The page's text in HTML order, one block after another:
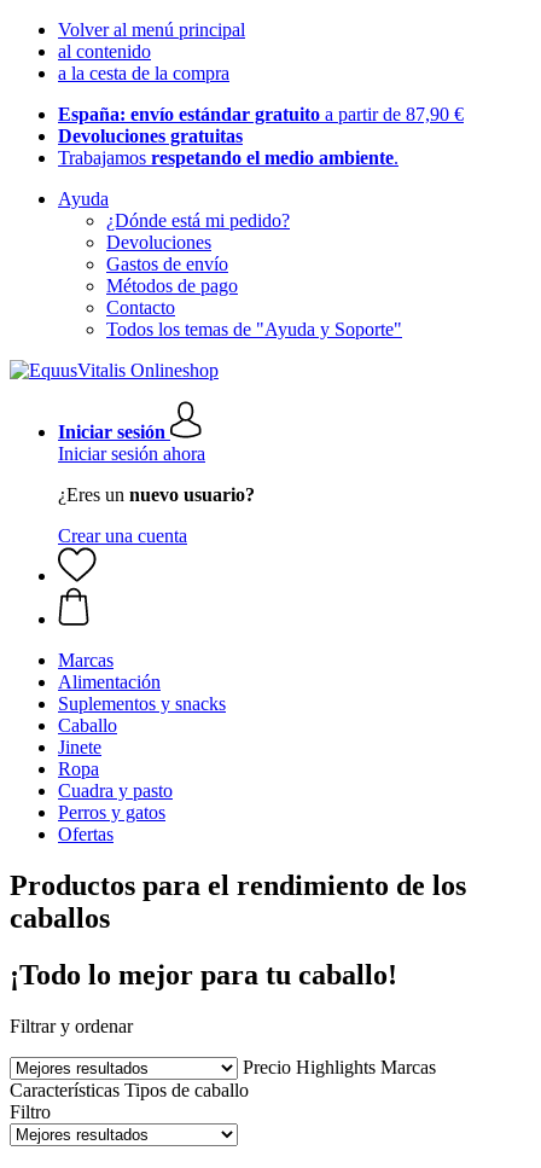
Volver al menú principal
al contenido
a la cesta de la compra
España: envío estándar gratuito a partir de 87,90 €
Devoluciones gratuitas
Trabajamos respetando el medio ambiente.
Ayuda
¿Dónde está mi pedido?
Devoluciones
Gastos de envío
Métodos de pago
Contacto
Todos los temas de "Ayuda y Soporte"
Iniciar sesión
Iniciar sesión ahora
¿Eres un nuevo usuario?
Crear una cuenta
Marcas
Alimentación
Suplementos y snacks
Caballo
Jinete
Ropa
Cuadra y pasto
Perros y gatos
Ofertas
Productos para el rendimiento de los
caballos
¡Todo lo mejor para tu caballo!
Filtrar y ordenar
Precio Highlights Marcas
Características Tipos de caballo
Filtro